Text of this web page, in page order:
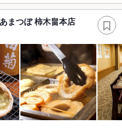
まつぼ 柿木畠本店